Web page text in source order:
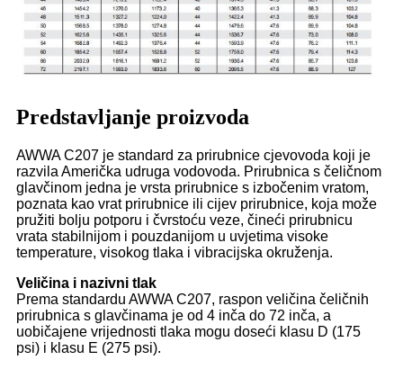
Predstavljanje proizvoda
AWWA C207 je standard za prirubnice cjevovoda koji je
razvila Američka udruga vodovoda. Prirubnica s čeličnom
glavčinom jedna je vrsta prirubnice s izbočenim vratom,
poznata kao vrat prirubnice ili cijev prirubnice, koja može
pružiti bolju potporu i čvrstoću veze, čineći prirubnicu
vrata stabilnijom i pouzdanijom u uvjetima visoke
temperature, visokog tlaka i vibracijska okruženja.
Veličina i nazivni tlak
Prema standardu AWWA C207, raspon veličina čeličnih
prirubnica s glavčinama je od 4 inča do 72 inča, a
uobičajene vrijednosti tlaka mogu doseći klasu D (175
psi) i klasu E (275 psi).